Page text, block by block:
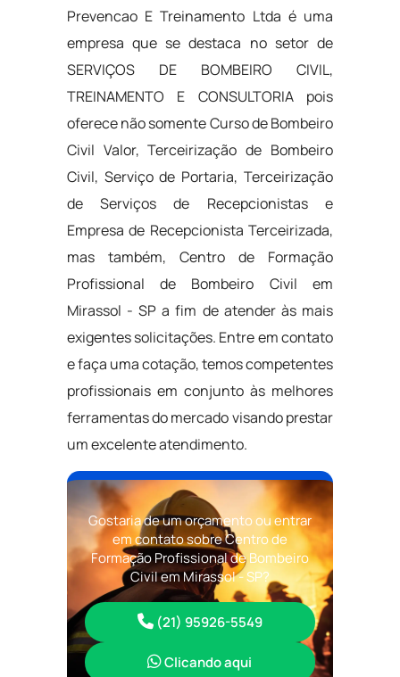
Prevencao E Treinamento Ltda é uma
empresa que se destaca no setor de
SERVIÇOS DE BOMBEIRO CIVIL,
TREINAMENTO E CONSULTORIA pois
oferece não somente Curso de Bombeiro
Civil Valor, Terceirização de Bombeiro
Civil, Serviço de Portaria, Terceirização
de Serviços de Recepcionistas e
Empresa de Recepcionista Terceirizada,
mas também, Centro de Formação
Profissional de Bombeiro Civil em
Mirassol - SP a fim de atender às mais
exigentes solicitações. Entre em contato
e faça uma cotação, temos competentes
profissionais em conjunto às melhores
ferramentas do mercado visando prestar
um excelente atendimento.
Gostaria de um orçamento ou entrar
em contato sobre Centro de
Formação Profissional de Bombeiro
Civil em Mirassol - SP?
(21) 95926-5549
Clicando aqui